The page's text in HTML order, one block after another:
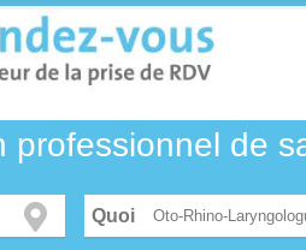
professionnel de